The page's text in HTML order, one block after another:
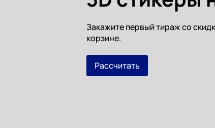
Закажите первый тираж со
корзине.
Рассчитать